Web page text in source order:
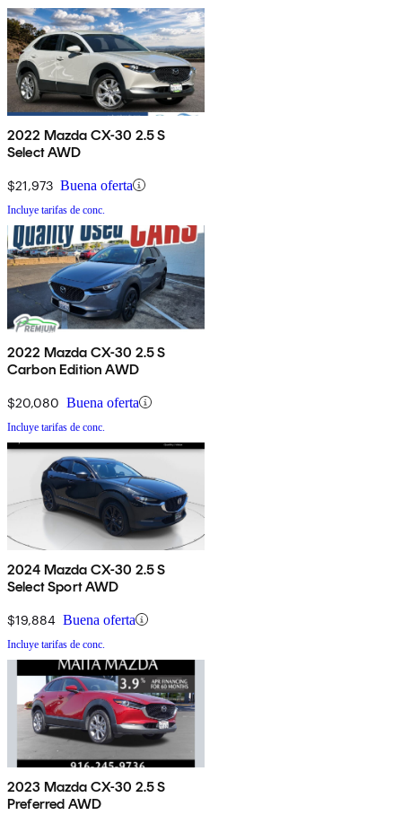
2022 Mazda CX-30 2.5 S
Select AWD
$21,973 Buena oferta
Incluye tarifas de conc.
2022 Mazda CX-30 2.5 S
Carbon Edition AWD
$20,080 Buena oferta
Incluye tarifas de conc.
2024 Mazda CX-30 2.5 S
Select Sport AWD
$19,884 Buena oferta
Incluye tarifas de conc.
2023 Mazda CX-30 2.5 S
Preferred AWD